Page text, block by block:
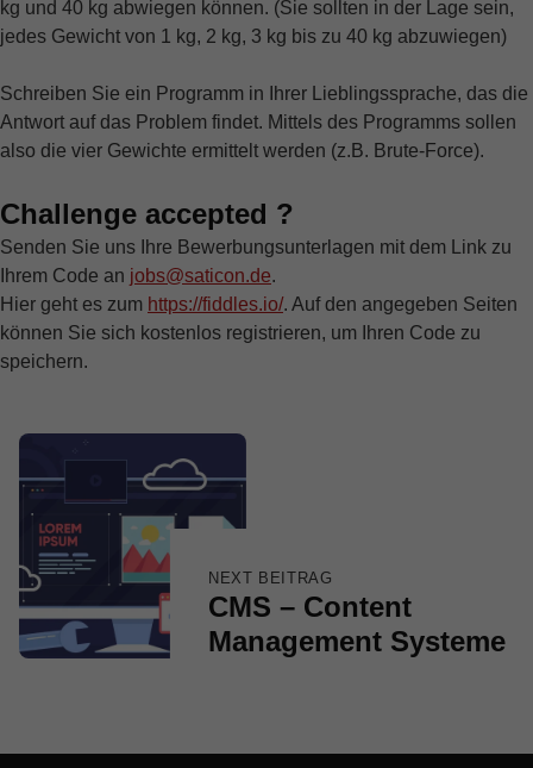
kg und 40 kg abwiegen können. (Sie sollten in der Lage sein,
jedes Gewicht von 1 kg, 2 kg, 3 kg bis zu 40 kg abzuwiegen)
Schreiben Sie ein Programm in Ihrer Lieblingssprache, das die
Antwort auf das Problem findet. Mittels des Programms sollen
also die vier Gewichte ermittelt werden (z.B. Brute-Force).
Challenge accepted ?
Senden Sie uns Ihre Bewerbungsunterlagen mit dem Link zu
Ihrem Code an jobs@saticon.de.
Hier geht es zum https://fiddles.io/. Auf den angegeben Seiten
können Sie sich kostenlos registrieren, um Ihren Code zu
speichern.
Beitragsnavigation
NEXT BEITRAG
CMS – Content
Management Systeme